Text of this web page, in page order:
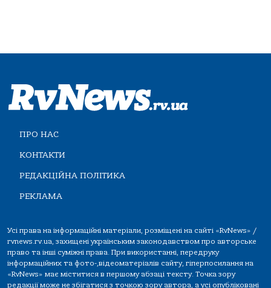
ПРО НАС
КОНТАКТИ
РЕДАКЦІЙНА ПОЛІТИКА
РЕКЛАМА
Усі права на інформаційні матеріали, розміщені на сайті «RvNews» /
rvnews.rv.ua, захищені українським законодавством про авторське
право та інші суміжні права. При використанні, передруку
інформаційних та фото-,відеоматеріалів сайту, гіперпосилання на
«RvNews» має міститися в першому абзаці тексту. Точка зору
редакції може не збігатися з точкою зору автора, а усі опубліковані